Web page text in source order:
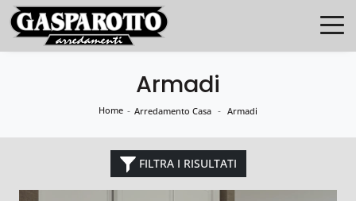
Armadi
Home - Arredamento Casa - Armadi
FILTRA I RISULTATI